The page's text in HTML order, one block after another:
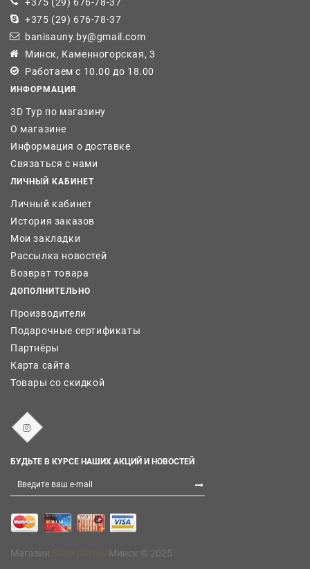
+375 (29) 676-78-37
banisauny.by@gmail.com
Минск, Каменногорская, 3
Работаем с 10.00 до 18.00
ИНФОРМАЦИЯ
3D Тур по магазину
О магазине
Информация о доставке
Связаться с нами
ЛИЧНЫЙ КАБИНЕТ
Личный кабинет
История заказов
Мои закладки
Рассылка новостей
Возврат товара
ДОПОЛНИТЕЛЬНО
Производители
Подарочные сертификаты
Партнёры
Карта сайта
Товары со скидкой
БУДЬТЕ В КУРСЕ НАШИХ АКЦИЙ И НОВОСТЕЙ
Магазин Минск © 2025